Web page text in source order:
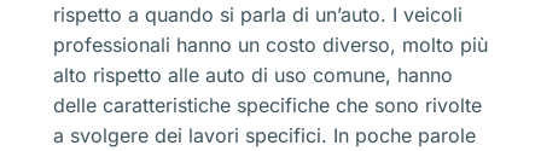
rispetto a quando si parla di un’auto. I veicoli
professionali hanno un costo diverso, molto più
alto rispetto alle auto di uso comune, hanno
delle caratteristiche specifiche che sono rivolte
a svolgere dei lavori specifici. In poche parole